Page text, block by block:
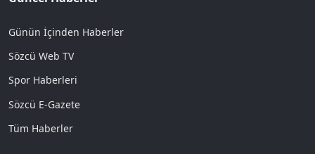
Günün İçinden Haberler
Sözcü Web TV
Spor Haberleri
Sözcü E-Gazete
Tüm Haberler